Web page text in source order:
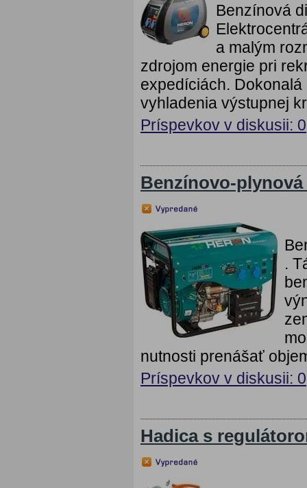
Benzínová
a malým
zdrojom energie pri
expedíciách.
vyhladenia výstupnej
Príspevkov v diskusii: 0
Benzínovo-plynová
.
nutnosti prenášať
Príspevkov v diskusii: 0
Hadica s